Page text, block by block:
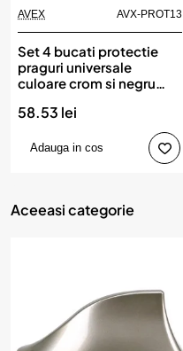
AVEX AVX-PROT13
Set 4 bucati protectie
praguri universale
culoare crom si negru
58.53 lei
Adauga in cos
Aceeasi categorie